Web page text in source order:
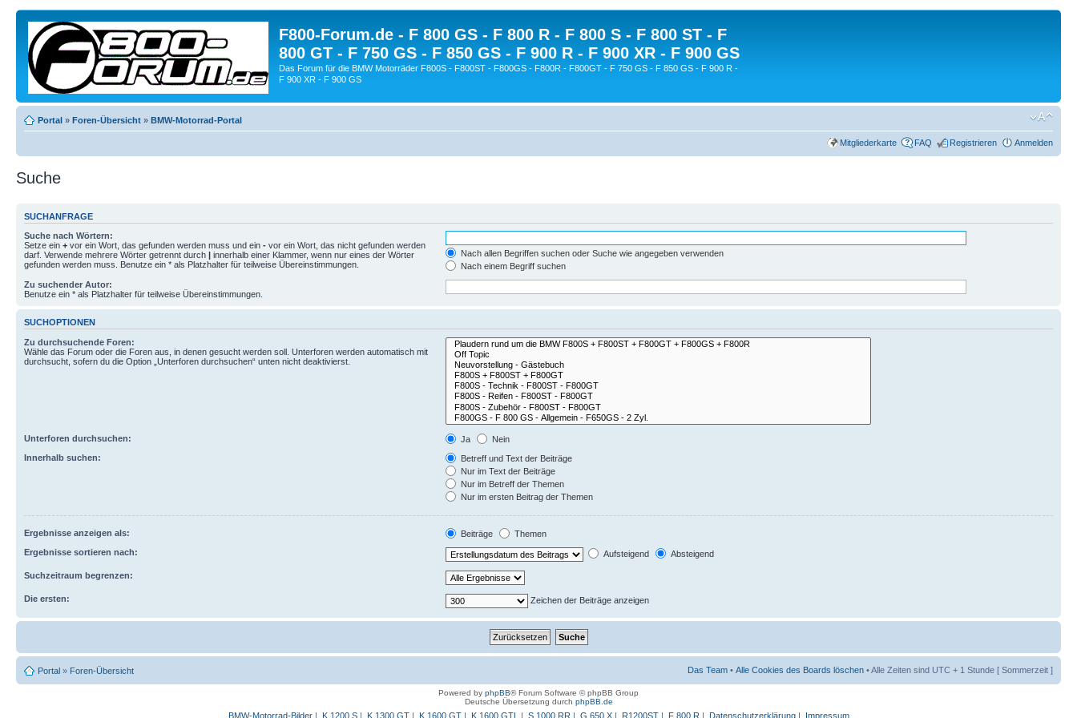
F800-Forum.de - F 800 GS - F 800 R - F 800 S - F 800 ST - F
800 GT - F 750 GS - F 850 GS - F 900 R - F 900 XR - F 900 GS
Das Forum für die BMW Motorräder F800S - F800ST - F800GS - F800R - F800GT - F 750 GS - F 850 GS - F 900 R -
F 900 XR - F 900 GS
Portal » Foren-Übersicht » BMW-Motorrad-Portal
Mitgliederkarte FAQ Registrieren Anmelden
Suche
SUCHANFRAGE
Suche nach Wörtern:
Setze ein + vor ein Wort, das gefunden werden muss und ein - vor ein Wort, das nicht gefunden werden
darf. Verwende mehrere Wörter getrennt durch | innerhalb einer Klammer, wenn nur eines der Wörter
gefunden werden muss. Benutze ein * als Platzhalter für teilweise Übereinstimmungen.
Nach allen Begriffen suchen oder Suche wie angegeben verwenden
Nach einem Begriff suchen
Zu suchender Autor:
Benutze ein * als Platzhalter für teilweise Übereinstimmungen.
SUCHOPTIONEN
Zu durchsuchende Foren:
Wähle das Forum oder die Foren aus, in denen gesucht werden soll. Unterforen werden automatisch mit
durchsucht, sofern du die Option „Unterforen durchsuchen“ unten nicht deaktivierst.
Unterforen durchsuchen: Ja
Nein
Innerhalb suchen:
Betreff und Text der Beiträge
Nur im Text der Beiträge
Nur im Betreff der Themen
Nur im ersten Beitrag der Themen
Ergebnisse anzeigen als: Beiträge
Themen
Ergebnisse sortieren nach:
Aufsteigend Absteigend
Suchzeitraum begrenzen:
Die ersten: Zeichen der Beiträge anzeigen
Portal » Foren-Übersicht Das Team • Alle Cookies des Boards löschen • Alle Zeiten sind UTC + 1 Stunde [ Sommerzeit ]
Powered by phpBB® Forum Software © phpBB Group
Deutsche Übersetzung durch phpBB.de
BMW-Motorrad-Bilder| K 1200 S| K 1300 GT| K 1600 GT| K 1600 GTL | S 1000 RR | G 650 X| R1200ST| F 800 R | Datenschutzerklärung| Impressum